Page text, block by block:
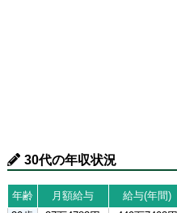
30代の年収状況
年齢 月額給与 給与(年間)